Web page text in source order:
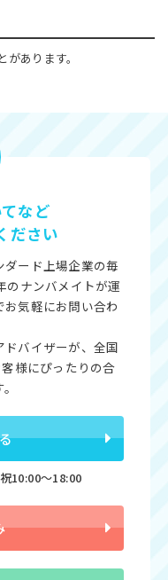
あります。
など
ださい
ード上場企業の毎
のナンバメイトが運
気軽にお問い合わ
バイザーが、全国
様にぴったりの合
10:00〜18:00